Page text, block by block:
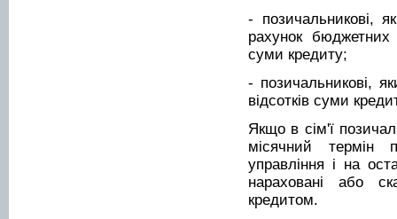
- позичальникові,
рахунок бюджетних
суми кредиту;
- позичальникові,
відсотків суми
Якщо в сім'ї
місячний термін
управління і на
нараховані або
кредитом.